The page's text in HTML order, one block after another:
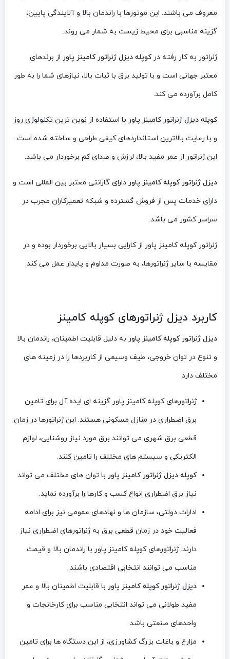
معروف می باشند. این موتورها با راندمان بالا و آلایندگی پایین،
گزینه مناسبی برای محیط زیست به شمار می روند.
ژنراتور به کار رفته درکوپله دیزل ژنراتور کامینز پاور از برندهای
معتبر جهانی است و با تولید برق با ثبات بالا، نیازهای شما را به طور
کامل برآورده می کند.
کوپله دیزل ژنراتور کامینز پاور با استفاده از نوین ترین تکنولوژی روز
و با رعایت بالاترین استانداردهای کیفی طراحی و ساخته شده است.
این ژنراتور از عمر مفید بالا، لرزش و صدای کم برخوردار می باشد.
دیزل ژنراتور کوپله کامینز پاور دارای گارانتی معتبر بین المللی است و
دارای خدمات پس از فروش گسترده و شبکه تعمیرکاران مجرب در
سراسر کشور می باشد.
ژنراتور کوپله کامینز پاور از کارایی بسیار بالایی برخوردار بوده و در
مقایسه با سایر ژنراتورها، به صورت مداوم و پایدار عمل می کند.
کاربرد دیزل ژنراتورهای کوپله کامینز
دیزل ژنراتور کوپله کامینز پاور به دلیل قابلیت اطمینان، راندمان بالا
و تنوع در توان خروجی، طیف وسیعی از کاربردها را در زمینه های
مختلف دارد.
ژنراتورهای کوپله کامینز پاور گزینه ای ایده آل برای تامین
برق اضطراری در منازل مسکونی هستند. این ژنراتورها در زمان
قطعی برق شهری می توانند برق مورد نیاز روشنایی، لوازم
الکتریکی و سیستم های مختلف را تامین کنند.
کوپله دیزل ژنراتور کامینز پاور با توان های مختلف می تواند
نیاز برق اضطراری انواع کسب و کارها را برآورده نماید.
ادارات دولتی، سازمان ها و نهادهای عمومی نیز برای ادامه
فعالیت خود در زمان قطعی برق به ژنراتورهای اضطراری نیاز
دارند. ژنراتورهای کوپله کامینز پاور با راندمان بالا و قیمت
مناسب می توانند انتخابی اقتصادی باشند.
دیزل ژنراتور کوپله کامینز پاور با قابلیت اطمینان بالا و عمر
مفید طولانی می تواند انتخابی مناسب برای کارخانجات و
واحدهای صنعتی باشد.
مزارع و باغات بزرگ کشاورزی، از این دستگاه ها برای تامین